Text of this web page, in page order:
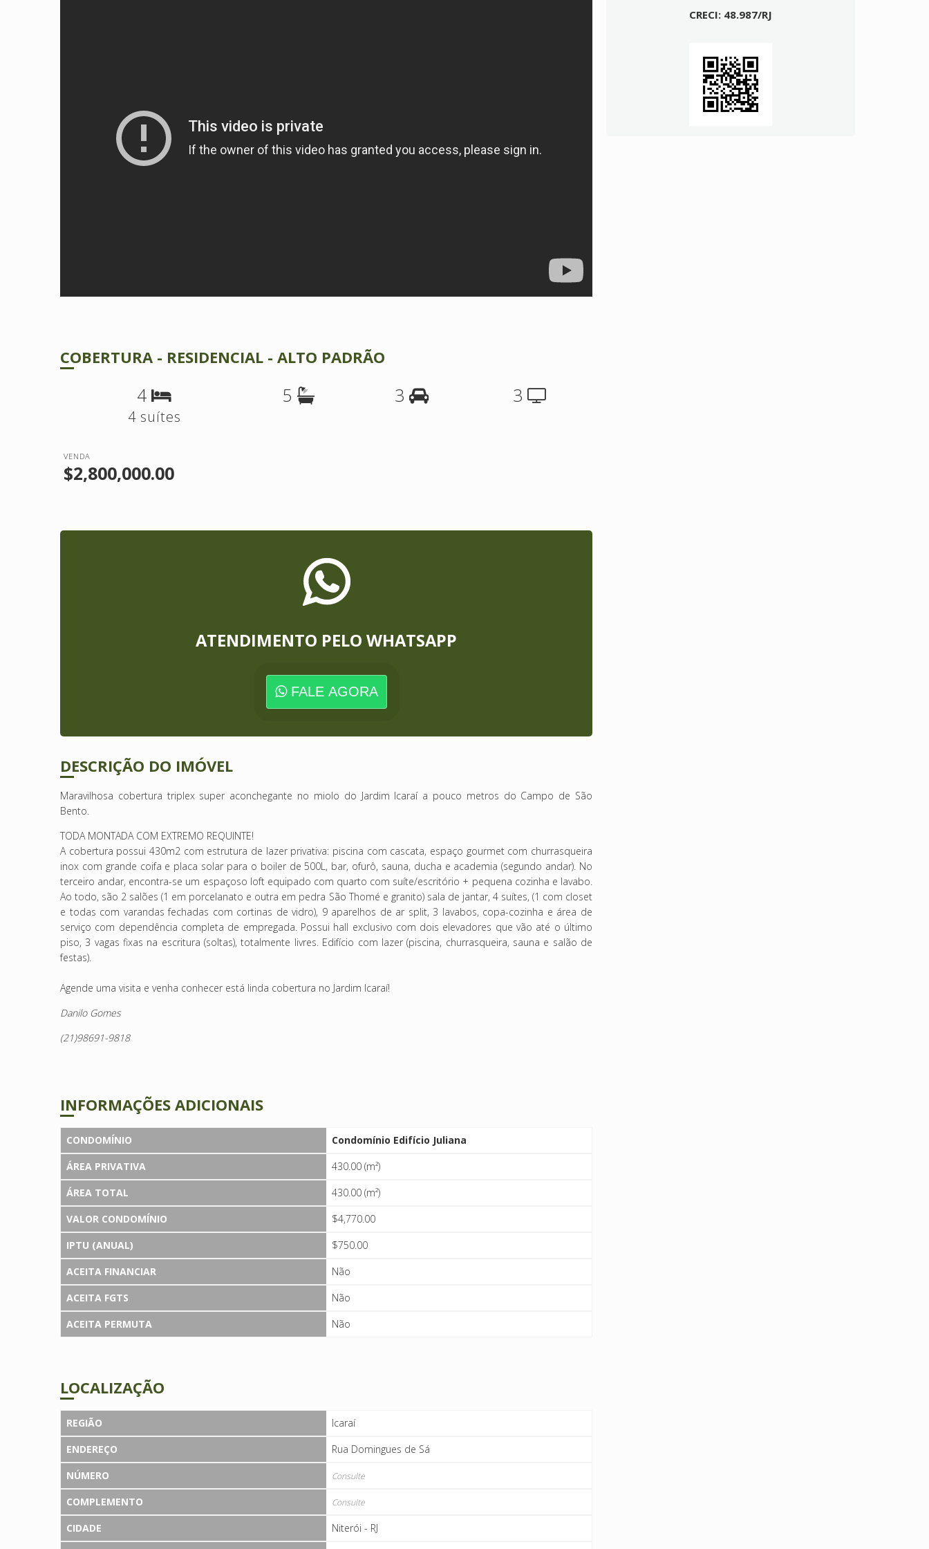
COBERTURA - RESIDENCIAL - ALTO PADRÃO
4
4 suítes
5 3 3
VENDA
$2,800,000.00
ATENDIMENTO PELO WHATSAPP
FALE AGORA
DESCRIÇÃO DO IMÓVEL
Maravilhosa cobertura triplex super aconchegante no miolo do Jardim Icaraí a pouco metros do Campo de São
Bento.
TODA MONTADA COM EXTREMO REQUINTE!
A cobertura possui 430m2 com estrutura de lazer privativa: piscina com cascata, espaço gourmet com churrasqueira
inox com grande coifa e placa solar para o boiler de 500L, bar, ofurô, sauna, ducha e academia (segundo andar). No
terceiro andar, encontra-se um espaçoso loft equipado com quarto com suíte/escritório + pequena cozinha e lavabo.
Ao todo, são 2 salões (1 em porcelanato e outra em pedra São Thomé e granito) sala de jantar, 4 suítes, (1 com closet
e todas com varandas fechadas com cortinas de vidro), 9 aparelhos de ar split, 3 lavabos, copa-cozinha e área de
serviço com dependência completa de empregada. Possui hall exclusivo com dois elevadores que vão até o último
piso, 3 vagas fixas na escritura (soltas), totalmente livres. Edifício com lazer (piscina, churrasqueira, sauna e salão de
festas).
Agende uma visita e venha conhecer está linda cobertura no Jardim Icaraí!
Danilo Gomes
(21)98691-9818
INFORMAÇÕES ADICIONAIS
CONDOMÍNIO
Condomínio Edifício Juliana
ÁREA PRIVATIVA
430.00 (m²)
ÁREA TOTAL
430.00 (m²)
VALOR CONDOMÍNIO
$4,770.00
IPTU (ANUAL)
$750.00
ACEITA FINANCIAR
Não
ACEITA FGTS
Não
ACEITA PERMUTA
Não
LOCALIZAÇÃO
REGIÃO
Icaraí
ENDEREÇO
Rua Domingues de Sá
NÚMERO
Consulte
COMPLEMENTO Consulte
CIDADE
Niterói - RJ
CRECI: 48.987/RJ